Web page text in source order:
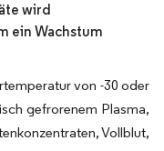
wird
ein Wachstum
von -30 oder
gefrorenem Plasma,
Vollblut,